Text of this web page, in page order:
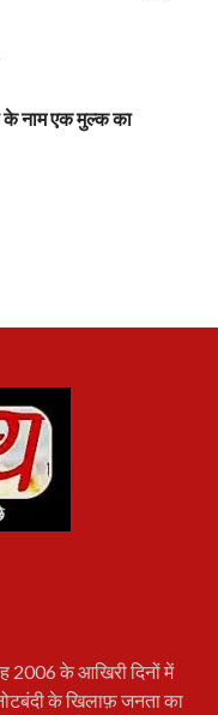
के नाम एक मुल्क का
2006 के आखिरी दिनों में
के खिलाफ़ जनता का